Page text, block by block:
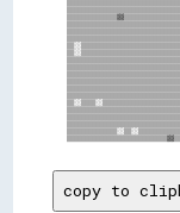
copy to